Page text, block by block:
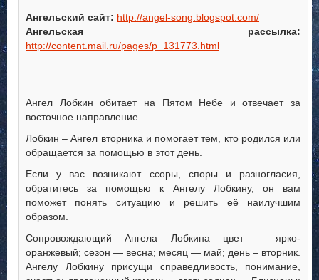
Ангельский сайт: http://angel-song.blogspot.com/
Ангельская рассылка:
http://content.mail.ru/pages/p_131773.html
Ангел Лобкин обитает на Пятом Небе и отвечает за
восточное направление.
Лобкин – Ангел вторника и помогает тем, кто родился или
обращается за помощью в этот день.
Если у вас возникают ссоры, споры и разногласия,
обратитесь за помощью к Ангелу Лобкину, он вам
поможет понять ситуацию и решить её наилучшим
образом.
Сопровождающий Ангела Лобкина цвет – ярко-
оранжевый; сезон — весна; месяц — май; день – вторник.
Ангелу Лобкину присущи справедливость, понимание,